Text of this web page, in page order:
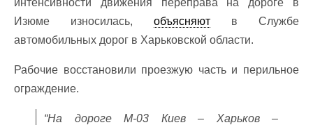
интенсивности движения переправа на дороге в
Изюме износилась, объясняют в Службе
автомобильных дорог в Харьковской области.
Рабочие восстановили проезжую часть и перильное
ограждение.
“На дороге М-03 Киев – Харьков –